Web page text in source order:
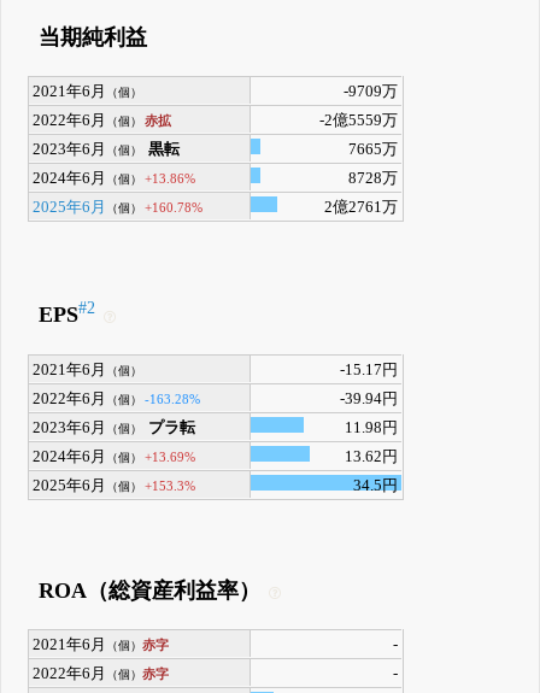
当期純利益
2021年6月 （個）
-9709万
2022年6月
（個） 赤拡
-2億5559万
2023年6月
（個） 黒転
7665万
2024年6月
（個） +13.86%
8728万
2025年6月
（個） +160.78% 2億2761万
EPS#2
2021年6月 （個）
-15.17円
2022年6月
（個） -163.28%
-39.94円
2023年6月
（個） プラ転
11.98円
2024年6月
（個） +13.69%
13.62円
2025年6月
（個） +153.3% 34.5円
ROA（総資産利益率）
2021年6月 （個）赤字
-
2022年6月
（個）赤字 -